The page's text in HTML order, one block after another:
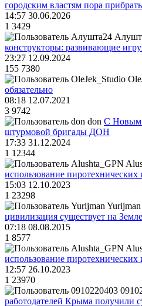
городским властям пора
14:57 30.06.2026
1 3429
конструкторы: развивающие
23:27 12.09.2024
155 7380
обязательно
08:18 12.07.2021
3 9742
don С Новым
штурмовой бригады ДОН
17:33 31.12.2024
1 12344
использование пиротехнических
15:03 12.10.2023
1 23298
Yurijman
цивилизация существует на
07:18 08.08.2015
1 8577
использование пиротехнических
12:57 26.10.2023
1 23970
работодателей Крыма получили